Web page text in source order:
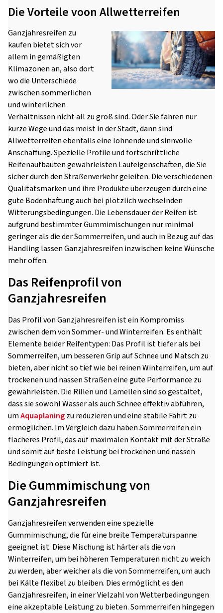
Die Vorteile voon Allwetterreifen
Ganzjahresreifen zu
kaufen bietet sich vor
allem in gemäßigten
Klimazonen an, also dort
wo die Unterschiede
zwischen sommerlichen
und winterlichen
Verhältnissen nicht all zu groß sind. Oder Sie fahren nur
kurze Wege und das meist in der Stadt, dann sind
Allwetterreifen ebenfalls eine lohnende und sinnvolle
Anschaffung. Spezielle Profile und fortschrittliche
Reifenaufbauten gewährleisten Laufeigenschaften, die Sie
sicher durch den Straßenverkehr geleiten. Die verschiedenen
Qualitätsmarken und ihre Produkte überzeugen durch eine
gute Bodenhaftung auch bei plötzlich wechselnden
Witterungsbedingungen. Die Lebensdauer der Reifen ist
aufgrund bestimmter Gummimischungen nur minimal
geringer als die der Sommerreifen, und auch in Bezug auf das
Handling lassen Ganzjahresreifen inzwischen keine Wünsche
mehr offen.
Das Reifenprofil von
Ganzjahresreifen
Das Profil von Ganzjahresreifen ist ein Kompromiss
zwischen dem von Sommer- und Winterreifen. Es enthält
Elemente beider Reifentypen: Das Profil ist tiefer als bei
Sommerreifen, um besseren Grip auf Schnee und Matsch zu
bieten, aber nicht so tief wie bei reinen Winterreifen, um auf
trockenen und nassen Straßen eine gute Performance zu
gewährleisten. Die Rillen und Lamellen sind so gestaltet,
dass sie sowohl Wasser als auch Schnee effektiv abführen,
umAquaplaningzu reduzieren und eine stabile Fahrt zu
ermöglichen. Im Vergleich dazu haben Sommerreifen ein
flacheres Profil, das auf maximalen Kontakt mit der Straße
und somit auf beste Leistung bei trockenen und nassen
Bedingungen optimiert ist.
Die Gummimischung von
Ganzjahresreifen
Ganzjahresreifen verwenden eine spezielle
Gummimischung, die für eine breite Temperaturspanne
geeignet ist. Diese Mischung ist härter als die von
Winterreifen, um bei höheren Temperaturen nicht zu weich
zu werden, aber weicher als die von Sommerreifen, um auch
bei Kälte flexibel zu bleiben. Dies ermöglicht es den
Ganzjahresreifen, in einer Vielzahl von Wetterbedingungen
eine akzeptable Leistung zu bieten. Sommerreifen hingegen